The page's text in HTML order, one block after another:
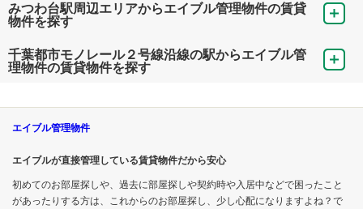
みつわ台駅周辺エリアからエイブル管理物件の賃貸
物件を探す
千葉都市モノレール２号線沿線の駅からエイブル管
理物件の賃貸物件を探す
エイブル管理物件
エイブルが直接管理している賃貸物件だから安心
初めてのお部屋探しや、過去に部屋探しや契約時や入居中などで困ったこと
があったりする方は、これからのお部屋探し、少し心配になりますよね？で